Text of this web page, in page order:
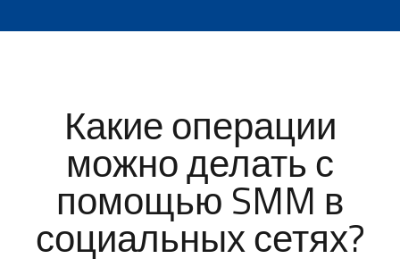
Какие операции
можно делать с
помощью SMM в
социальных сетях?